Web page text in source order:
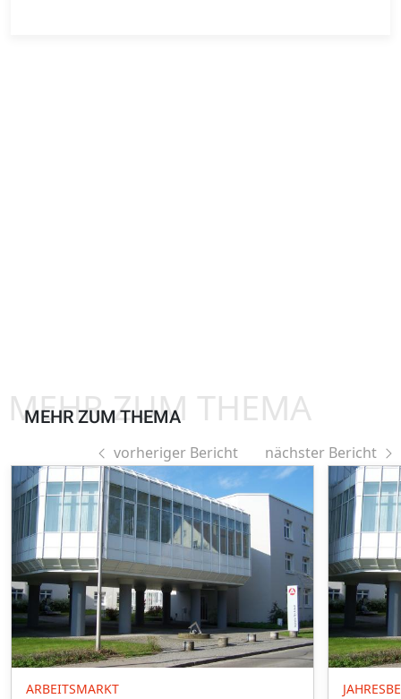
MEHR ZUM THEMA
MEHR ZUM THEMA
vorheriger Bericht nächster Bericht
ARBEITSMARKT